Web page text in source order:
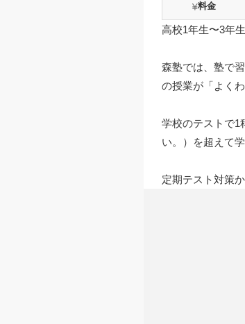
料金
高校1年生〜3年
森塾では、塾で
の授業が「よく
学校のテストで1
い。）を超えて
定期テスト対策